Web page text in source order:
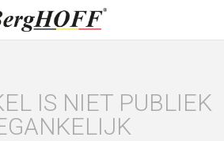
IS NIET PUBLIEK